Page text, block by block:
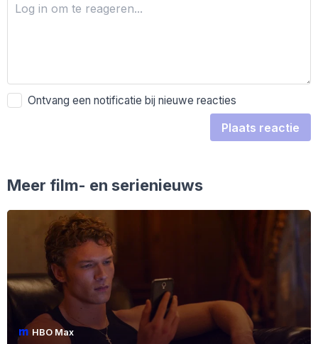
Ontvang een notificatie bij nieuwe reacties
Plaats reactie
Meer film- en serienieuws
HBO Max